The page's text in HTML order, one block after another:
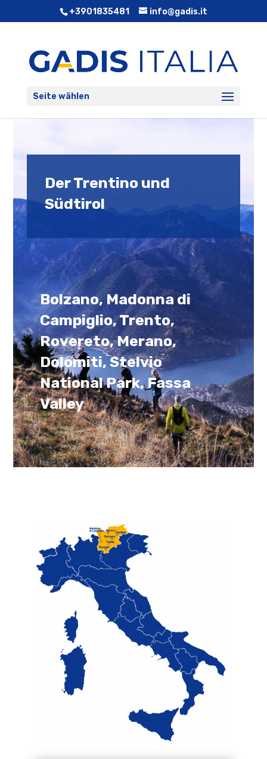
+3901835481 info@gadis.it
Seite wählen
Der Trentino und
Südtirol
Bolzano, Madonna di
Campiglio, Trento,
Rovereto, Merano,
Dolomiti, Stelvio
National Park, Fassa
Valley